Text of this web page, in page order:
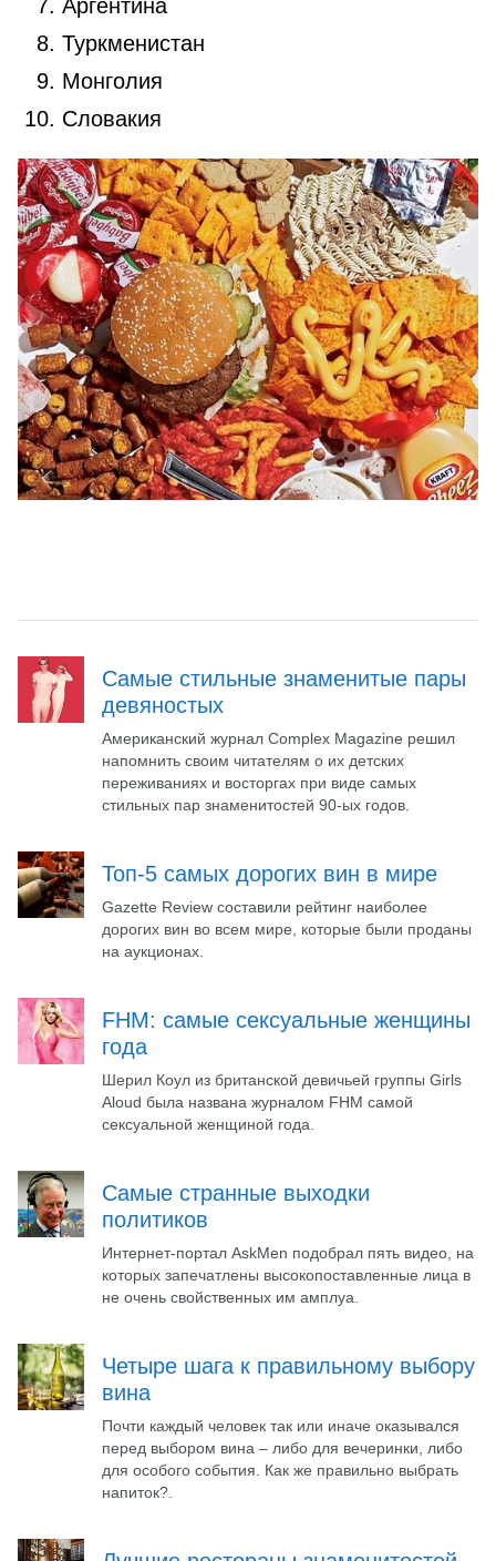
Аргентина
Туркменистан
Монголия
Словакия
Самые стильные знаменитые пары
девяностых
Американский журнал Complex Magazine решил
напомнить своим читателям о их детских
переживаниях и восторгах при виде самых
стильных пар знаменитостей 90-ых годов.
Топ-5 самых дорогих вин в мире
Gazette Review составили рейтинг наиболее
дорогих вин во всем мире, которые были проданы
на аукционах.
FHM: самые сексуальные женщины
года
Шерил Коул из британской девичьей группы Girls
Aloud была названа журналом FHM самой
сексуальной женщиной года.
Самые странные выходки
политиков
Интернет-портал AskMen подобрал пять видео, на
которых запечатлены высокопоставленные лица в
не очень свойственных им амплуа.
Четыре шага к правильному выбору
вина
Почти каждый человек так или иначе оказывался
перед выбором вина – либо для вечеринки, либо
для особого события. Как же правильно выбрать
напиток?.